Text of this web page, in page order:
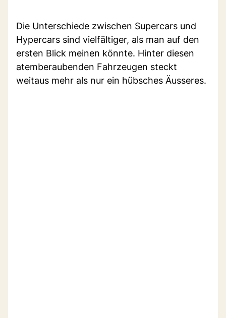
Die Unterschiede zwischen Supercars und
Hypercars sind vielfältiger, als man auf den
ersten Blick meinen könnte. Hinter diesen
atemberaubenden Fahrzeugen steckt
weitaus mehr als nur ein hübsches Äusseres.